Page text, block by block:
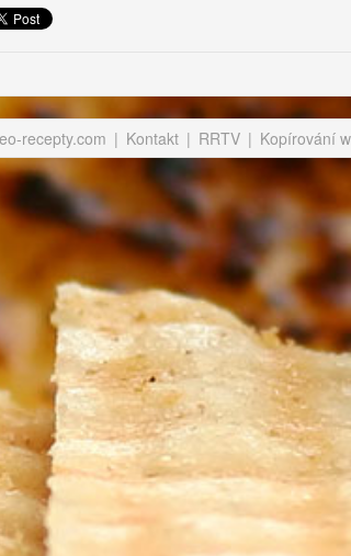
recepty.com | Kontakt | RRTV | Kopírování